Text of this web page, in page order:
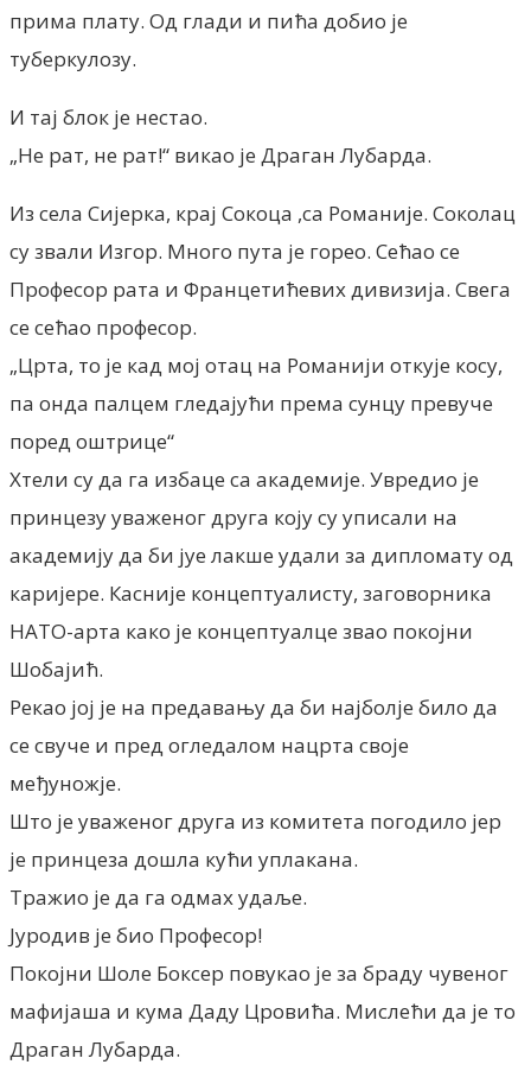
прима плату. Од глади и пића добио је
туберкулозу.
И тај блок је нестао.
„Не рат, не рат!“ викао је Драган Лубарда.
Из села Сијерка, крај Сокоца ,са Романије. Соколац
су звали Изгор. Много пута је горео. Сећао се
Професор рата и Францетићевих дивизија. Свега
се сећао професор.
„Црта, то је кад мој отац на Романији откује косу,
па онда палцем гледајући према сунцу превуче
поред оштрице“
Хтели су да га избаце са академије. Увредио је
принцезу уваженог друга коју су уписали на
академију да би јуе лакше удали за дипломату од
каријере. Касније концептуалисту, заговорника
НАТО-арта како је концептуалце звао покојни
Шобајић.
Рекао јој је на предавању да би најболје било да
се свуче и пред огледалом нацрта своје
међуножје.
Што је уваженог друга из комитета погодило јер
је принцеза дошла кући уплакана.
Тражио је да га одмах удаље.
Јуродив је био Професор!
Покојни Шоле Боксер повукао је за браду чувеног
мафијаша и кума Даду Цровића. Мислећи да је то
Драган Лубарда.